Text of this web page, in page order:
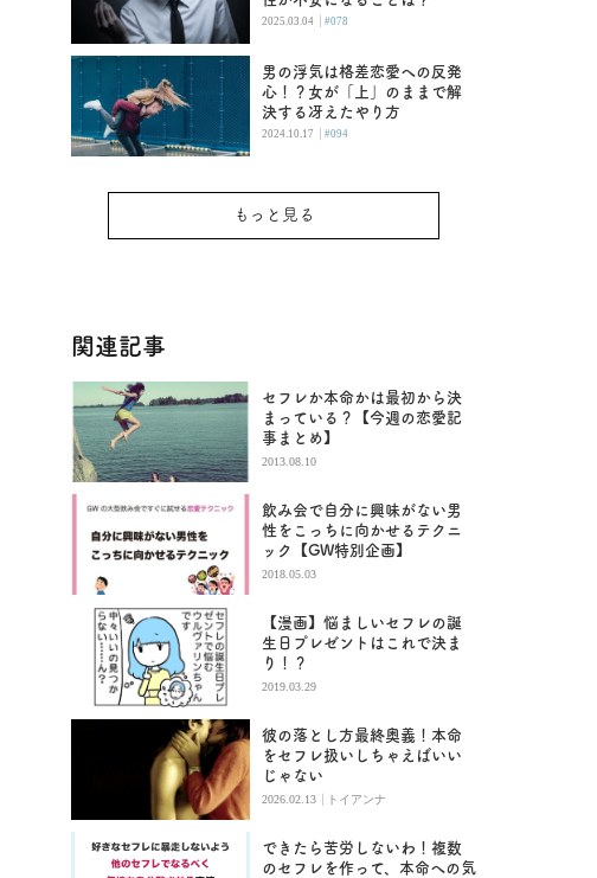
2025.03.04 | #078
男の浮気は格差恋愛への反発
心！？女が「上」のままで解
決する冴えたやり方
2024.10.17 | #094
もっと見る
関連記事
セフレか本命かは最初から決
まっている？【今週の恋愛記
事まとめ】
2013.08.10
飲み会で自分に興味がない男
性をこっちに向かせるテクニ
ック【GW特別企画】
2018.05.03
【漫画】悩ましいセフレの誕
生日プレゼントはこれで決ま
り！？
2019.03.29
彼の落とし方最終奥義！本命
をセフレ扱いしちゃえばいい
じゃない
2026.02.13 | トイアンナ
できたら苦労しないわ！複数
のセフレを作って、本命への気